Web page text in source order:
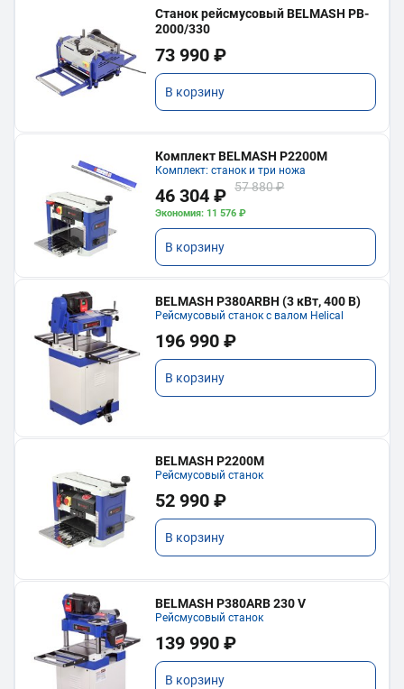
Станок рейсмусовый BELMASH PB-
2000/330
73 990 ₽
В корзину
Комплект BELMASH P2200M
Комплект: станок и три ножа
46 304 ₽ 57 880 ₽
Экономия: 11 576 ₽
В корзину
BELMASH P380ARBH (3 кВт, 400 В)
Рейсмусовый станок с валом Helical
196 990 ₽
В корзину
BELMASH P2200M
Рейсмусовый станок
52 990 ₽
В корзину
BELMASH P380ARB 230 V
Рейсмусовый станок
139 990 ₽
В корзину